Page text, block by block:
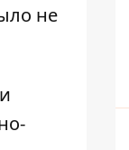
не